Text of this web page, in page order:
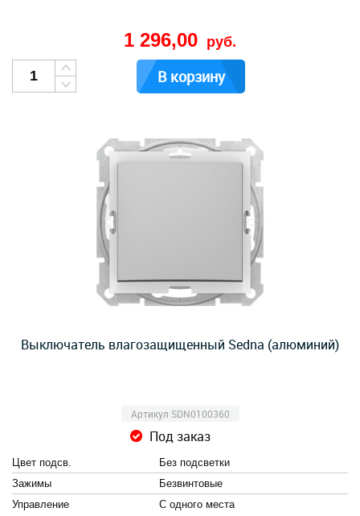
1 296,00 руб.
В корзину
Выключатель влагозащищенный Sedna (алюминий)
Артикул SDN0100360
Под заказ
Цвет подсв.
Без подсветки
Зажимы
Безвинтовые
Управление
С одного места